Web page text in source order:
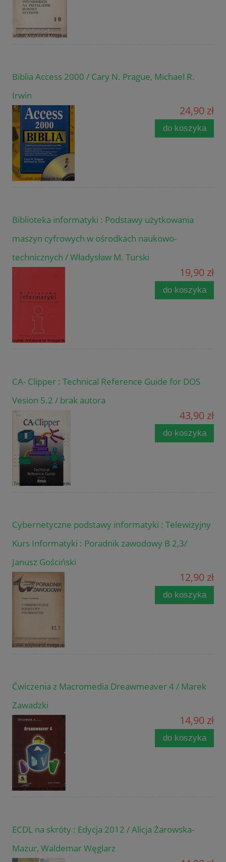
Biblia Access 2000 / Cary N. Prague, Michael R.
Irwin
24,90 zł
do koszyka
Biblioteka informatyki : Podstawy użytkowania
maszyn cyfrowych w ośrodkach naukowo-
technicznych / Władysław M. Turski
19,90 zł
do koszyka
CA- Clipper : Technical Reference Guide for DOS
Vesion 5.2 / brak autora
43,90 zł
do koszyka
Cybernetyczne podstawy informatyki : Telewizyjny
Kurs Informatyki : Poradnik zawodowy B 2,3/
Janusz Gościński
12,90 zł
do koszyka
Ćwiczenia z Macromedia Dreawmeaver 4 / Marek
Zawadzki
14,90 zł
do koszyka
ECDL na skróty : Edycja 2012 / Alicja Żarowska-
Mazur, Waldemar Węglarz